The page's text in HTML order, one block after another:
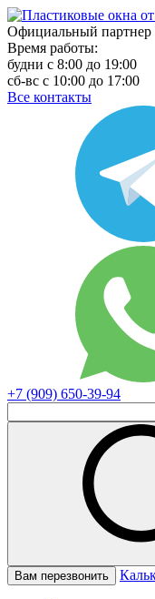
Официальный партнер
Время работы:
будни с 8:00 до 19:00
сб-вс с 10:00 до 17:00
Все контакты
+7 (909) 650-39-94
Вам перезвонить